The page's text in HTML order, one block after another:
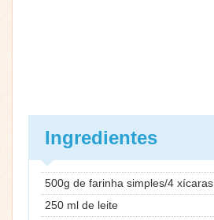
Ingredientes
500g de farinha simples/4 xícaras
250 ml de leite